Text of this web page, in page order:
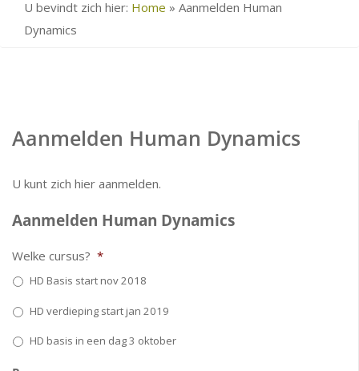
U bevindt zich hier: Home » Aanmelden Human
Dynamics
Aanmelden Human Dynamics
U kunt zich hier aanmelden.
Aanmelden Human Dynamics
Welke cursus? *
HD Basis start nov 2018
HD verdieping start jan 2019
HD basis in een dag 3 oktober